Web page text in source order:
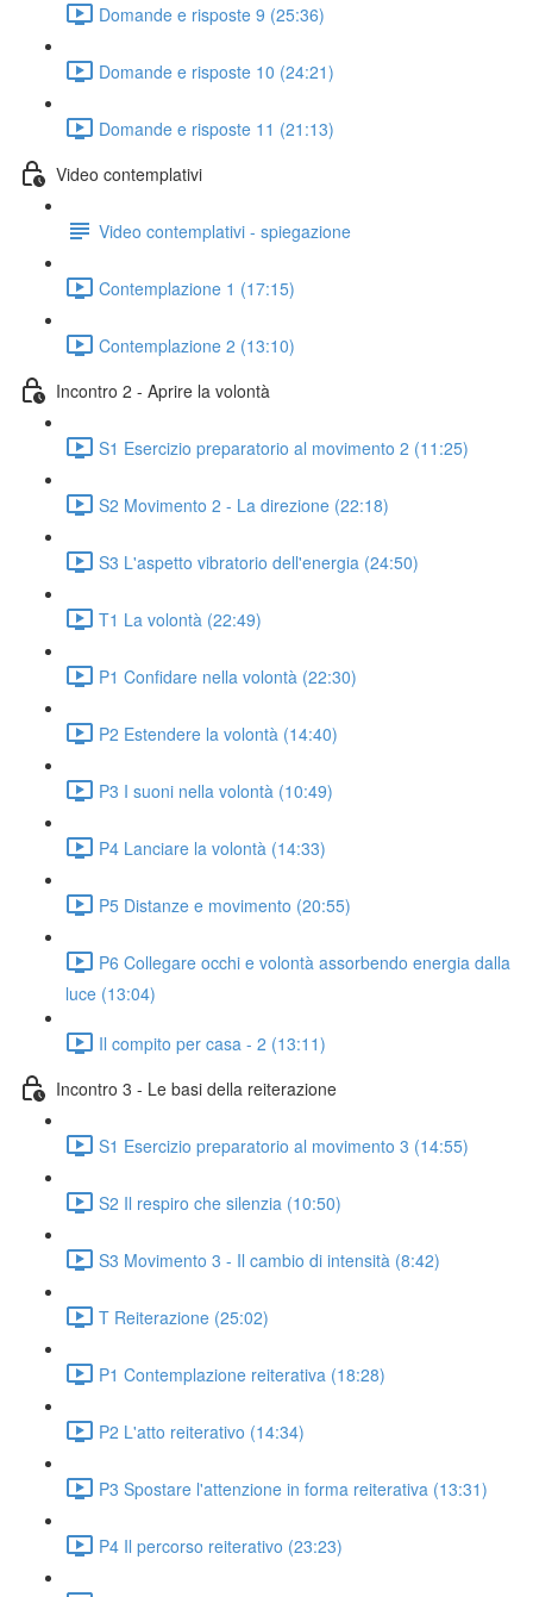
Domande e risposte 9 (25:36)
Domande e risposte 10 (24:21)
Domande e risposte 11 (21:13)
Video contemplativi
Video contemplativi - spiegazione
Contemplazione 1 (17:15)
Contemplazione 2 (13:10)
Incontro 2 - Aprire la volontà
S1 Esercizio preparatorio al movimento 2 (11:25)
S2 Movimento 2 - La direzione (22:18)
S3 L'aspetto vibratorio dell'energia (24:50)
T1 La volontà (22:49)
P1 Confidare nella volontà (22:30)
P2 Estendere la volontà (14:40)
P3 I suoni nella volontà (10:49)
P4 Lanciare la volontà (14:33)
P5 Distanze e movimento (20:55)
P6 Collegare occhi e volontà assorbendo energia dalla
luce (13:04)
Il compito per casa - 2 (13:11)
Incontro 3 - Le basi della reiterazione
S1 Esercizio preparatorio al movimento 3 (14:55)
S2 Il respiro che silenzia (10:50)
S3 Movimento 3 - Il cambio di intensità (8:42)
T Reiterazione (25:02)
P1 Contemplazione reiterativa (18:28)
P2 L'atto reiterativo (14:34)
P3 Spostare l'attenzione in forma reiterativa (13:31)
P4 Il percorso reiterativo (23:23)